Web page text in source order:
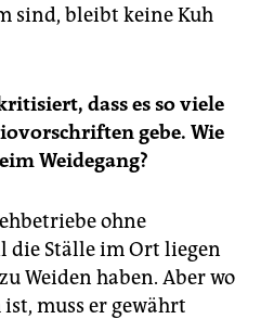
sind, bleibt keine Kuh
dass es so viele
gebe. Wie
Weidegang?
ohne
die Ställe im Ort liegen
Weiden haben. Aber wo
muss er gewährt